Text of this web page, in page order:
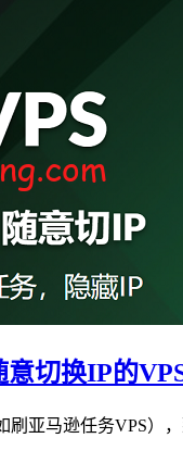
意切换IP的
刷亚马逊任务VPS）